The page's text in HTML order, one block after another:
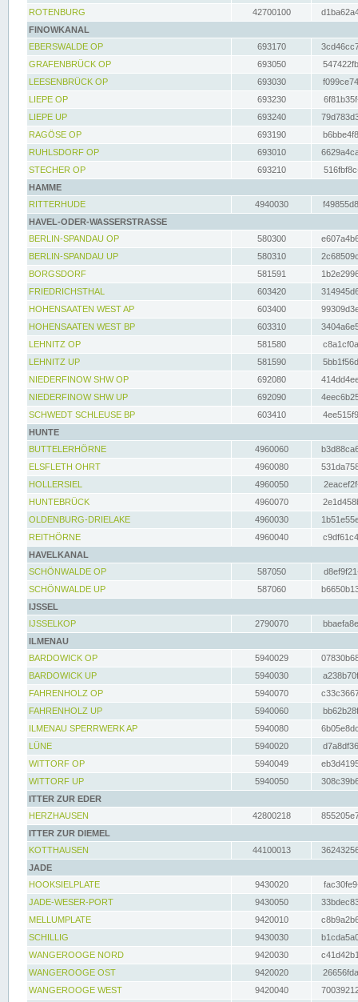
ROTENBURG
42700100
FINOWKANAL
EBERSWALDE OP
693170
GRAFENBRÜCK OP
693050
LEESENBRÜCK OP
693030
LIEPE OP
693230
LIEPE UP
693240
RAGÖSE OP
693190
RUHLSDORF OP
693010
STECHER OP
693210
HAMME
RITTERHUDE
4940030
HAVEL-ODER-WASSERSTRASSE
BERLIN-SPANDAU OP
580300
BERLIN-SPANDAU UP
580310
BORGSDORF
581591
FRIEDRICHSTHAL
603420
HOHENSAATEN WEST AP
603400
HOHENSAATEN WEST BP
603310
LEHNITZ OP
581580
LEHNITZ UP
581590
NIEDERFINOW SHW OP
692080
NIEDERFINOW SHW UP
692090
SCHWEDT SCHLEUSE BP
603410
HUNTE
BUTTELERHÖRNE
4960060
ELSFLETH OHRT
4960080
HOLLERSIEL
4960050
HUNTEBRÜCK
4960070
OLDENBURG-DRIELAKE
4960030
REITHÖRNE
4960040
HAVELKANAL
SCHÖNWALDE OP
587050
SCHÖNWALDE UP
587060
IJSSEL
IJSSELKOP
2790070
ILMENAU
BARDOWICK OP
5940029
BARDOWICK UP
5940030
FAHRENHOLZ OP
5940070
FAHRENHOLZ UP
5940060
ILMENAU SPERRWERK AP
5940080
LÜNE
5940020
WITTORF OP
5940049
WITTORF UP
5940050
ITTER ZUR EDER
HERZHAUSEN
42800218
ITTER ZUR DIEMEL
KOTTHAUSEN
44100013
JADE
HOOKSIELPLATE
9430020
JADE-WESER-PORT
9430050
MELLUMPLATE
9420010
SCHILLIG
9430030
WANGEROOGE NORD
9420030
WANGEROOGE OST
9420020
WANGEROOGE WEST
9420040